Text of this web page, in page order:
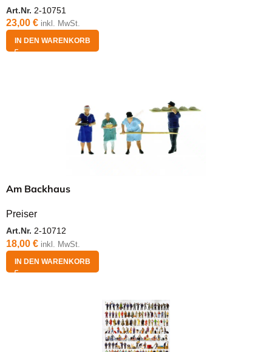
Art.Nr. 2-10751
23,00 € inkl. MwSt.
IN DEN WARENKORB
Am Backhaus
Preiser
Art.Nr. 2-10712
18,00 € inkl. MwSt.
IN DEN WARENKORB